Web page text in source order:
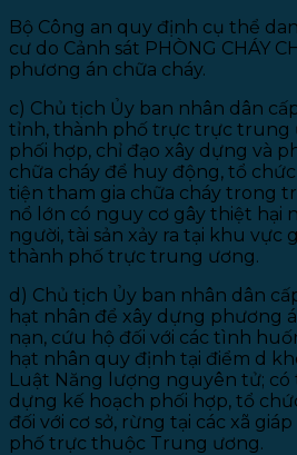
Bộ Công an quy định cụ thể
cư do Cảnh sát PHÒNG CHÁY
phương án chữa cháy.
c) Chủ tịch Ủy ban nhân dân
tỉnh, thành phố trực trực trung
phối hợp, chỉ đạo xây dựng và
chữa cháy để huy động, tổ
tiện tham gia chữa cháy trong
nổ lớn có nguy cơ gây thiệt hại
người, tài sản xảy ra tại khu vực
thành phố trực trung ương.
d) Chủ tịch Ủy ban nhân dân
hạt nhân để xây dựng phương
nạn, cứu hộ đối với các tình
hạt nhân quy định tại điểm d
Luật Năng lượng nguyên tử; có
dựng kế hoạch phối hợp, tổ
đối với cơ sở, rừng tại các xã
phố trực thuộc Trung ương.